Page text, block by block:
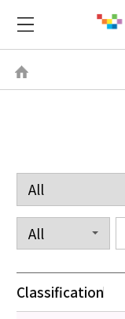
Classification